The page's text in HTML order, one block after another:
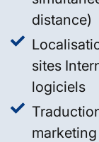
distance)
sites
logiciels